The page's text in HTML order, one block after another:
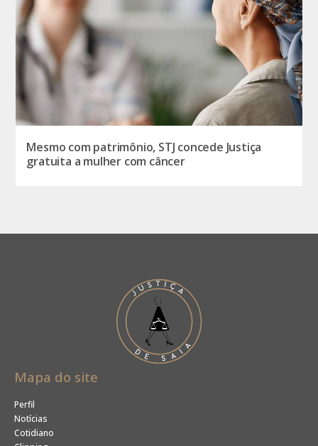
Mesmo com patrimônio, STJ concede Justiça
gratuita a mulher com câncer
Mapa do site
Perfil
Notícias
Cotidiano